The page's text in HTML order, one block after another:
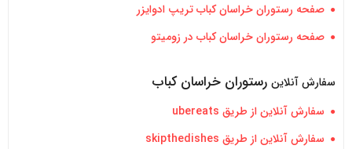
صفحه رستوران خراسان کباب تریپ ادوایزر
صفحه رستوران خراسان کباب در زومیتو
سفارش آنلاین رستوران خراسان کباب
سفارش آنلاین از طریق ubereats
سفارش آنلاین از طریق skipthedishes